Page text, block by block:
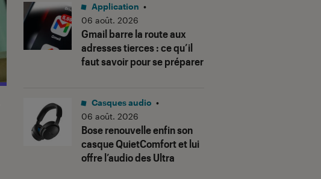
Gmail barre la route aux
adresses tierces : ce qu’il
faut savoir pour se préparer
Application •
06 août. 2026
Bose renouvelle enfin son
casque QuietComfort et lui
offre l’audio des Ultra
Casques audio •
06 août. 2026